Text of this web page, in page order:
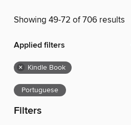
Showing 49-72 of 706 results
Applied filters
× Kindle Book
Portuguese
Filters